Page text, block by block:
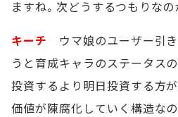
ますね。次どうするつもりな
キーチ ウマ娘のユーザー引
うと育成キャラのステータス
投資するより明日投資する方
価値が陳腐化していく構造な